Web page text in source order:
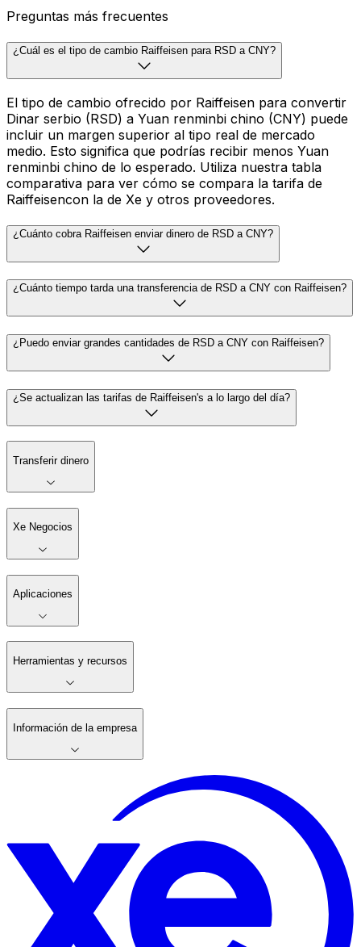
Preguntas más frecuentes
¿Cuál es el tipo de cambio Raiffeisen para RSD a CNY?
El tipo de cambio ofrecido por Raiffeisen para convertir
Dinar serbio (RSD) a Yuan renminbi chino (CNY) puede
incluir un margen superior al tipo real de mercado
medio. Esto significa que podrías recibir menos Yuan
renminbi chino de lo esperado. Utiliza nuestra tabla
comparativa para ver cómo se compara la tarifa de
Raiffeisencon la de Xe y otros proveedores.
¿Cuánto cobra Raiffeisen enviar dinero de RSD a CNY?
¿Cuánto tiempo tarda una transferencia de RSD a CNY con Raiffeisen?
¿Puedo enviar grandes cantidades de RSD a CNY con Raiffeisen?
¿Se actualizan las tarifas de Raiffeisen's a lo largo del día?
Transferir dinero
Xe Negocios
Aplicaciones
Herramientas y recursos
Información de la empresa